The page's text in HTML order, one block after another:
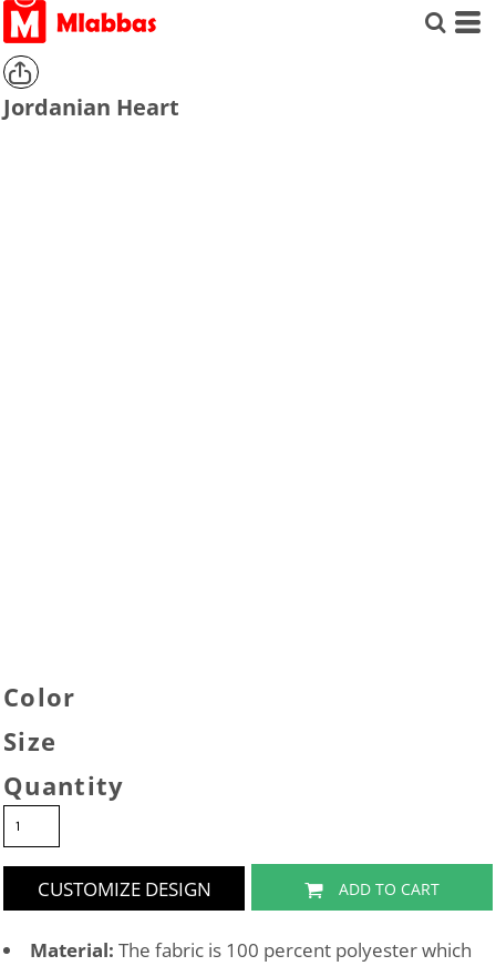
Jordanian Heart
Color
Size
Quantity
CUSTOMIZE DESIGN ADD TO CART
Material: The fabric is 100 percent polyester which